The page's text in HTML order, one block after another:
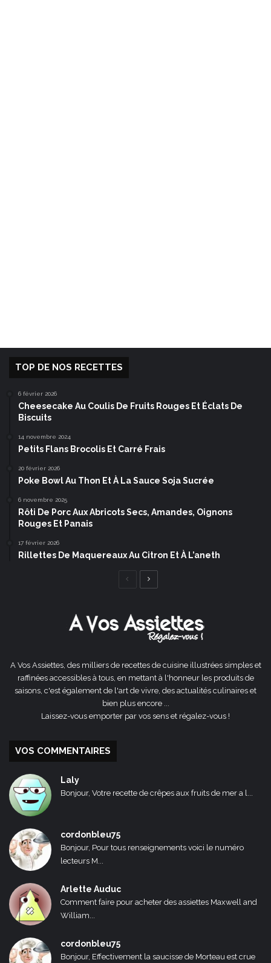
TOP DE NOS RECETTES
6 février 2026
Cheesecake Au Coulis De Fruits Rouges Et Éclats De
Biscuits
14 novembre 2024
Petits Flans Brocolis Et Carré Frais
20 février 2026
Poke Bowl Au Thon Et À La Sauce Soja Sucrée
6 novembre 2025
Rôti De Porc Aux Abricots Secs, Amandes, Oignons
Rouges Et Panais
17 février 2026
Rillettes De Maquereaux Au Citron Et À L’aneth
Page
A Vos Assiettes, des milliers de recettes de cuisine illustrées simples et
raffinées accessibles à tous, en mettant à l'honneur les produits de
saisons, c'est également de l'art de vivre, des actualités culinaires et
bien plus encore ...
Laissez-vous emporter par vos sens et régalez-vous !
VOS COMMENTAIRES
Laly
Bonjour, Votre recette de crêpes aux fruits de mer a l...
cordonbleu75
Bonjour, Pour tous renseignements voici le numéro
lecteurs M...
Arlette Auduc
Comment faire pour acheter des assiettes Maxwell and
William...
cordonbleu75
Bonjour, Effectivement la saucisse de Morteau est crue